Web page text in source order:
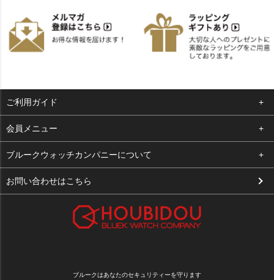
ご利用ガイド
よくある質問
支払い・送料
お客様の声
会員メニュー
ログイン
お気に入り
ブルークウォッチカンパニーについて
会社概要
お問い合わせはこちら
ブルークはあなたのセキュリティーを守ります